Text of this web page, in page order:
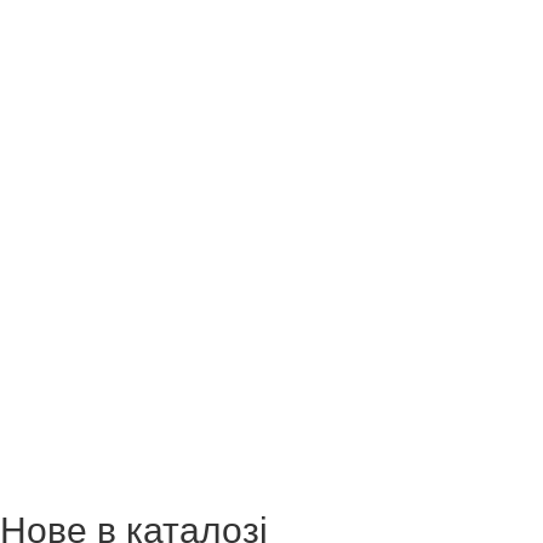
Нове в каталозі